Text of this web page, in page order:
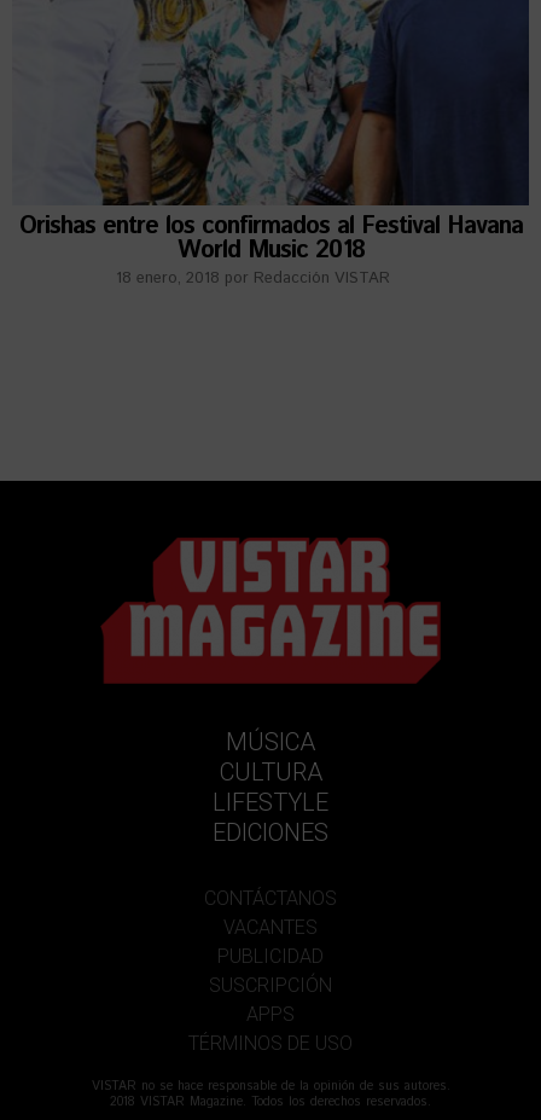
Orishas entre los confirmados al Festival Havana
World Music 2018
18 enero, 2018 por Redacción VISTAR
MÚSICA
CULTURA
LIFESTYLE
EDICIONES
CONTÁCTANOS
VACANTES
PUBLICIDAD
SUSCRIPCIÓN
APPS
TÉRMINOS DE USO
VISTAR no se hace responsable de la opinión de sus autores.
2018 VISTAR Magazine. Todos los derechos reservados.